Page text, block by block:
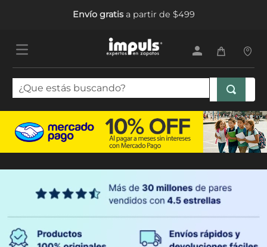
Envío gratisa partir de $499
¿Que estás buscando?
TÉRMINOS MÁS BUSCADOS
1.
sandalias mujer
botas mujer
5. tenis